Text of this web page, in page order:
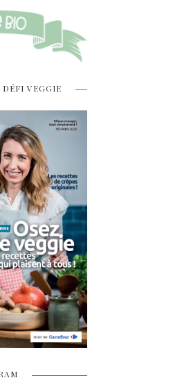
VEGGIE